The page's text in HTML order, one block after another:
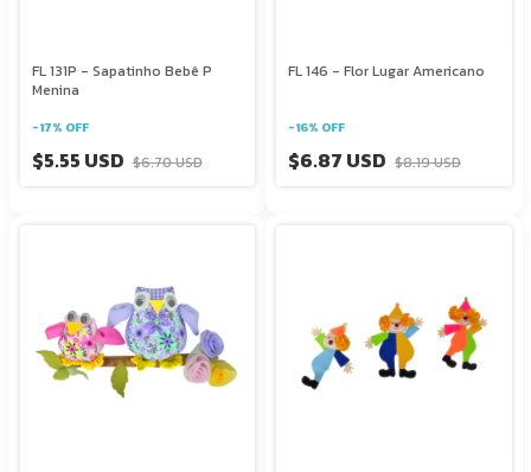
FL 131P - Sapatinho Bebê P
Menina
-17% OFF
$5.55 USD $6.70 USD
FL 146 - Flor Lugar Americano
-16% OFF
$6.87 USD $8.19 USD